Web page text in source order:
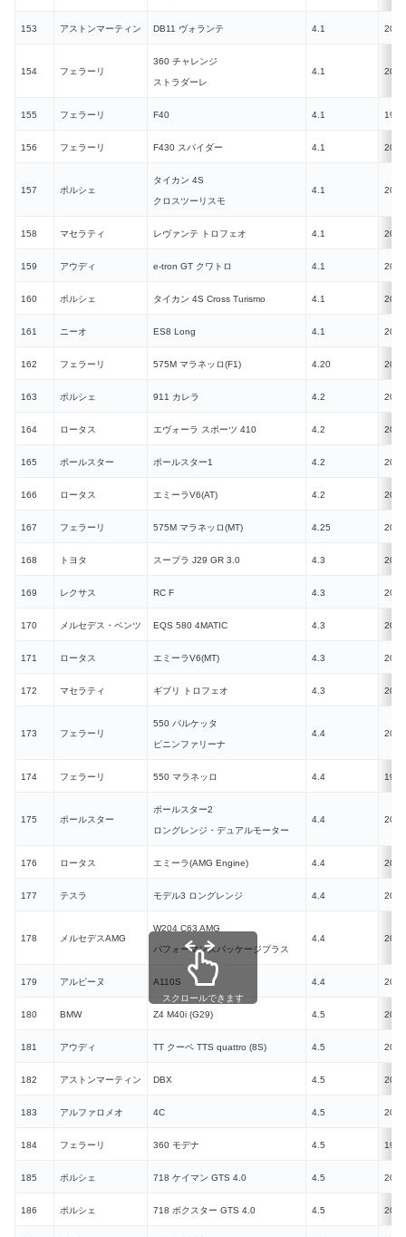
153 アストンマーティン DB11 ヴォランテ 4.1 2017
154 フェラーリ
360 チャレンジ
ストラダーレ
4.1 2003
155 フェラーリ F40 4.1 1987
156 フェラーリ F430 スパイダー 4.1 2005
157 ポルシェ
タイカン 4S
クロスツーリスモ
4.1 2021
158 マセラティ レヴァンテ トロフェオ 4.1 2020
159 アウディ e-tron GT クワトロ 4.1 2021
160 ポルシェ タイカン 4S Cross Turismo 4.1 2021
161 ニーオ ES8 Long 4.1 2023
162 フェラーリ 575M マラネッロ(F1) 4.20 2002
163 ポルシェ 911 カレラ 4.2 2019
164 ロータス エヴォーラ スポーツ 410 4.2 2016
165 ポールスター ポールスター1 4.2 2020
166 ロータス エミーラV6(AT) 4.2 2022
167 フェラーリ 575M マラネッロ(MT) 4.25 2002
168 トヨタ スープラ J29 GR 3.0 4.3 2019
169 レクサス RC F 4.3 2019
170 メルセデス・ベンツ EQS 580 4MATIC 4.3 2022
171 ロータス エミーラV6(MT) 4.3 2022
172 マセラティ ギブリ トロフェオ 4.3 2020
173 フェラーリ
550 バルケッタ
ピニンファリーナ
4.4 2000
174 フェラーリ 550 マラネッロ 4.4 1996
175 ポールスター
ポールスター2
ロングレンジ・デュアルモーター
4.4 2022
176 ロータス エミーラ(AMG Engine) 4.4 2022
177 テスラ モデル3 ロングレンジ 4.4 2023
178 メルセデスAMG
W204 C63 AMG
パフォーマンスパッケージプラス
4.4 2009
179 アルピーヌ A110S 4.4 2019
180 BMW Z4 M40i (G29) 4.5 2019
181 アウディ TT クーペ TTS quattro (8S) 4.5 2021
182 アストンマーティン DBX 4.5 2020
183 アルファロメオ 4C 4.5 2013
184 フェラーリ 360 モデナ 4.5 1999
185 ポルシェ 718 ケイマン GTS 4.0 4.5 2020
186 ポルシェ 718 ボクスター GTS 4.0 4.5 2020
スクロールできます